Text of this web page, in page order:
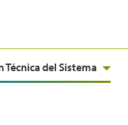
Técnica del Sistema